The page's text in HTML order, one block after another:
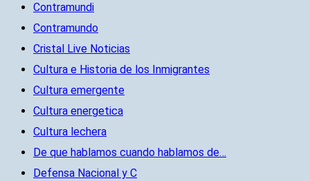
Contramundi
Contramundo
Cristal Live Noticias
Cultura e Historia de los Inmigrantes
Cultura emergente
Cultura energetica
Cultura lechera
De que hablamos cuando hablamos de…
Defensa Nacional y C